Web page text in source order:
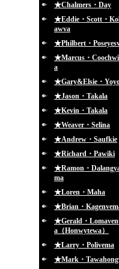
★Chalmers・Day
★Eddie・Scott・
awva
★Philbert・
★Marcus・
a
★Gary&Elsie・
★Jason・Takala
★Kevin・Takala
★Weaver・Selina
★Andrew・Saufkie
★Richard・Pawiki
★Ramon・
ma
★Loren・Maha
★Brian・
★Gerald・
a（Honwytewa）
★Larry・Polivema
★Mark・